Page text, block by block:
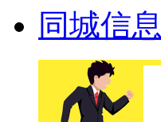
同城信息